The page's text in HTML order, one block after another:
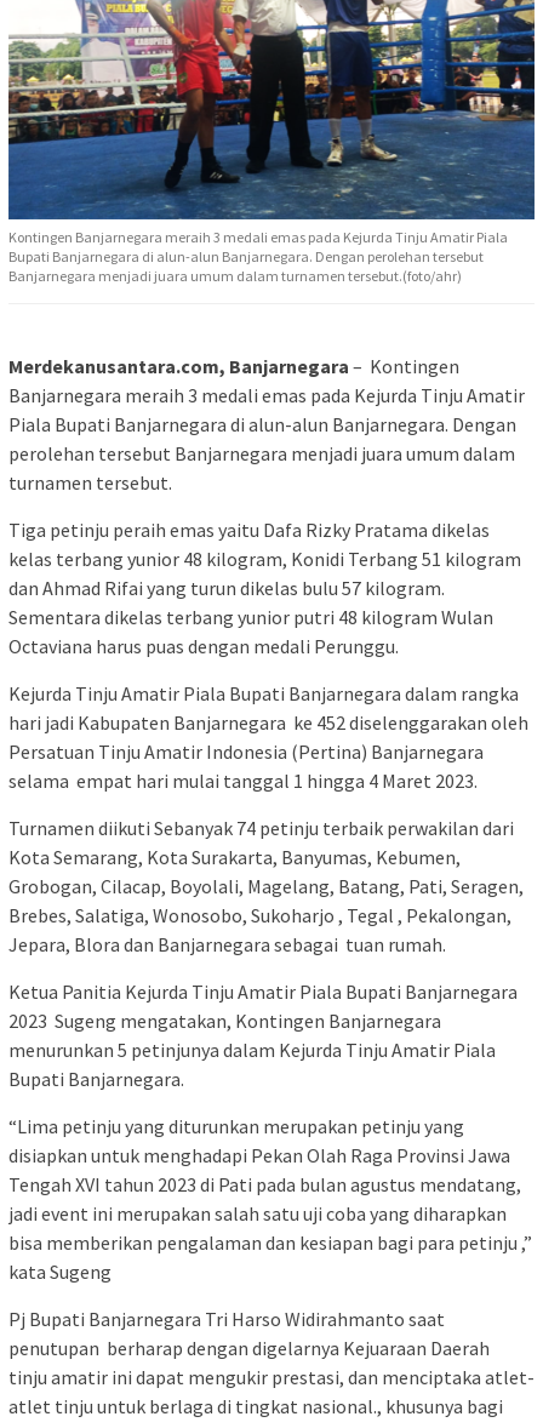
Kontingen Banjarnegara meraih 3 medali emas pada Kejurda Tinju Amatir Piala
Bupati Banjarnegara di alun-alun Banjarnegara. Dengan perolehan tersebut
Banjarnegara menjadi juara umum dalam turnamen tersebut.(foto/ahr)
Merdekanusantara.com, Banjarnegara – Kontingen
Banjarnegara meraih 3 medali emas pada Kejurda Tinju Amatir
Piala Bupati Banjarnegara di alun-alun Banjarnegara. Dengan
perolehan tersebut Banjarnegara menjadi juara umum dalam
turnamen tersebut.
Tiga petinju peraih emas yaitu Dafa Rizky Pratama dikelas
kelas terbang yunior 48 kilogram, Konidi Terbang 51 kilogram
dan Ahmad Rifai yang turun dikelas bulu 57 kilogram.
Sementara dikelas terbang yunior putri 48 kilogram Wulan
Octaviana harus puas dengan medali Perunggu.
Kejurda Tinju Amatir Piala Bupati Banjarnegara dalam rangka
hari jadi Kabupaten Banjarnegara ke 452 diselenggarakan oleh
Persatuan Tinju Amatir Indonesia (Pertina) Banjarnegara
selama empat hari mulai tanggal 1 hingga 4 Maret 2023.
Turnamen diikuti Sebanyak 74 petinju terbaik perwakilan dari
Kota Semarang, Kota Surakarta, Banyumas, Kebumen,
Grobogan, Cilacap, Boyolali, Magelang, Batang, Pati, Seragen,
Brebes, Salatiga, Wonosobo, Sukoharjo , Tegal , Pekalongan,
Jepara, Blora dan Banjarnegara sebagai tuan rumah.
Ketua Panitia Kejurda Tinju Amatir Piala Bupati Banjarnegara
2023 Sugeng mengatakan, Kontingen Banjarnegara
menurunkan 5 petinjunya dalam Kejurda Tinju Amatir Piala
Bupati Banjarnegara.
“Lima petinju yang diturunkan merupakan petinju yang
disiapkan untuk menghadapi Pekan Olah Raga Provinsi Jawa
Tengah XVI tahun 2023 di Pati pada bulan agustus mendatang,
jadi event ini merupakan salah satu uji coba yang diharapkan
bisa memberikan pengalaman dan kesiapan bagi para petinju ,”
kata Sugeng
Pj Bupati Banjarnegara Tri Harso Widirahmanto saat
penutupan berharap dengan digelarnya Kejuaraan Daerah
tinju amatir ini dapat mengukir prestasi, dan menciptaka atlet-
atlet tinju untuk berlaga di tingkat nasional., khusunya bagi